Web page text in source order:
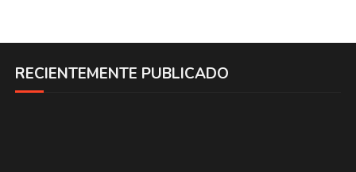
RECIENTEMENTE PUBLICADO